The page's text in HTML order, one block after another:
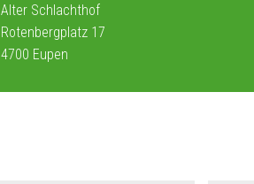
Alter Schlachthof
Rotenbergplatz 17
4700 Eupen